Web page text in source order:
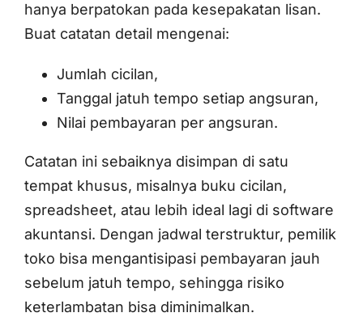
hanya berpatokan pada kesepakatan lisan.
Buat catatan detail mengenai:
Jumlah cicilan,
Tanggal jatuh tempo setiap angsuran,
Nilai pembayaran per angsuran.
Catatan ini sebaiknya disimpan di satu
tempat khusus, misalnya buku cicilan,
spreadsheet, atau lebih ideal lagi di software
akuntansi. Dengan jadwal terstruktur, pemilik
toko bisa mengantisipasi pembayaran jauh
sebelum jatuh tempo, sehingga risiko
keterlambatan bisa diminimalkan.